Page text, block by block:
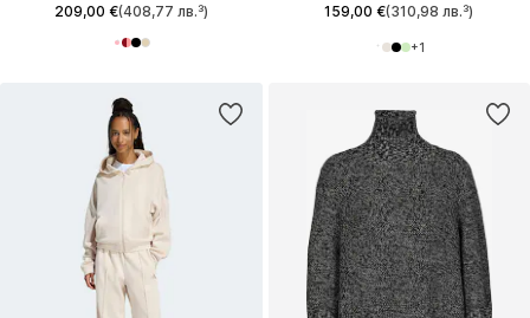
209,00 €(408,77 лв.³) 159,00 €(310,98 лв.³)
+1